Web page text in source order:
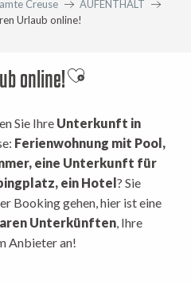
Creuse
AUFENTHALT
Urlaub online!
online!Ajouter aux
Sie Ihre Unterkunft in
Ferienwohnung mit Pool,
eine Unterkunft für
ein Hotel ? Sie
Booking gehen, hier ist eine
Unterkünften, Ihre
Anbieter an!